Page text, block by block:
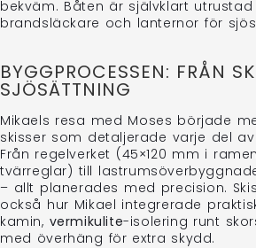
bekväm. Båten är självklart
brandsläckare och lanternor för
BYGGPROCESSEN: FRÅN
SJÖSÄTTNING
Mikaels resa med Moses började
skisser som detaljerade varje del
Från regelverket (45×120 mm i
tvärreglar) till
– allt planerades med precision.
också hur Mikael integrerade
kamin, vermikulite-isolering runt
med överhäng för extra skydd.